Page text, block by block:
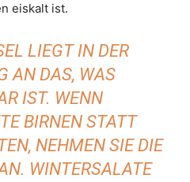
eiskalt ist.
LIEGT IN DER
AN DAS, WAS
IST. WENN
BIRNEN STATT
NEHMEN SIE DIE
WINTERSALATE